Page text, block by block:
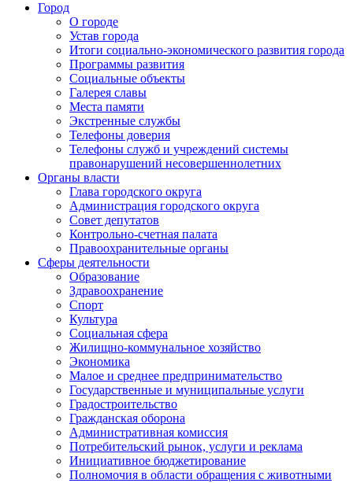
Город
О городе
Устав города
Итоги социально-экономического развития города
Программы развития
Социальные объекты
Галерея славы
Места памяти
Экстренные службы
Телефоны доверия
Телефоны служб и учреждений системы
правонарушений несовершеннолетних
Органы власти
Глава городского округа
Администрация городcкого округа
Совет депутатов
Контрольно-счетная палата
Правоохранительные органы
Сферы деятельности
Образование
Здравоохранение
Спорт
Культура
Социальная сфера
Жилищно-коммунальное хозяйство
Экономика
Малое и среднее предпринимательство
Государственные и муниципальные услуги
Градостроительство
Гражданская оборона
Административная комиссия
Потребительский рынок, услуги и реклама
Инициативное бюджетирование
Полномочия в области обращения с животными